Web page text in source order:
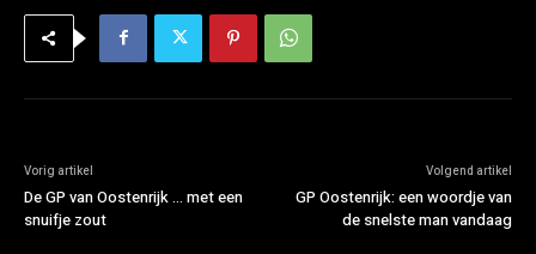
Vorig artikel
De GP van Oostenrijk … met een
snuifje zout
Volgend artikel
GP Oostenrijk: een woordje van
de snelste man vandaag